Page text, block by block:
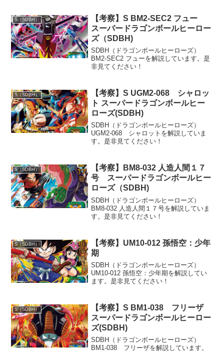
S（SDBH）
【考察】S BM2-SEC2 フュー
スーパードラゴンボールヒーロー
ズ（SDBH)
SDBH（ドラゴンボールヒーローズ）
BM2-SEC2 フューを解説しています。是
非見てください！
S（SDBH）
【考察】S UGM2-068 シャロッ
ト スーパードラゴンボールヒー
ローズ(SDBH)
SDBH（ドラゴンボールヒーローズ）
UGM2-068 シャロットを解説していま
す。是非見てください！
S（SDBH）
【考察】BM8-032 人造人間１７
号 スーパードラゴンボールヒー
ローズ（SDBH)
SDBH（ドラゴンボールヒーローズ）
BM8-032 人造人間１７号を解説していま
す。是非見てください！
S（SDBH）
【考察】UM10-012 孫悟空：少年
期
SDBH（ドラゴンボールヒーローズ）
UM10-012 孫悟空：少年期を解説してい
ます。是非見てください！
S（SDBH）
【考察】S BM1-038 フリーザ
スーパードラゴンボールヒーロー
ズ(SDBH)
SDBH（ドラゴンボールヒーローズ）
BM1-038 フリーザを解説しています。